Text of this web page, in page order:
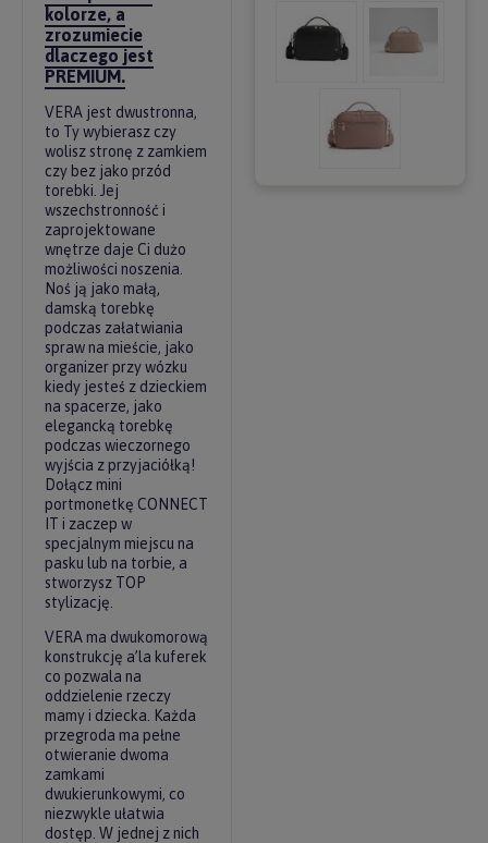
kolorze, a
zrozumiecie
dlaczego jest
PREMIUM.
VERA jest dwustronna,
to Ty wybierasz czy
wolisz stronę z zamkiem
czy bez jako przód
torebki. Jej
wszechstronność i
zaprojektowane
wnętrze daje Ci dużo
możliwości noszenia.
Noś ją jako małą,
damską torebkę
podczas załatwiania
spraw na mieście, jako
organizer przy wózku
kiedy jesteś z dzieckiem
na spacerze, jako
elegancką torebkę
podczas wieczornego
wyjścia z przyjaciółką!
Dołącz mini
portmonetkę CONNECT
IT i zaczep w
specjalnym miejscu na
pasku lub na torbie, a
stworzysz TOP
stylizację.
VERA ma dwukomorową
konstrukcję a’la kuferek
co pozwala na
oddzielenie rzeczy
mamy i dziecka. Każda
przegroda ma pełne
otwieranie dwoma
zamkami
dwukierunkowymi, co
niezwykle ułatwia
dostęp. W jednej z nich